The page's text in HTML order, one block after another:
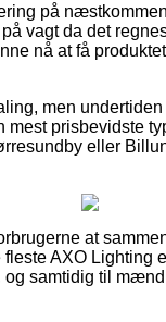
på
vagt da det
nå at få
men
mest prisbevidste
eller
at
AXO Lighting
samtidig til